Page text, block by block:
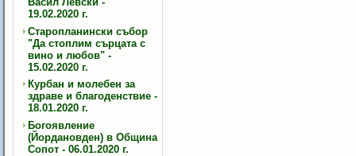
19.02.2020 г.
Старопланински събор
"Да стоплим сърцата с
вино и любов" -
15.02.2020 г.
Курбан и молебен за
здраве и благоденствие -
18.01.2020 г.
Богоявление
(Йордановден) в Община
Сопот - 06.01.2020 г.